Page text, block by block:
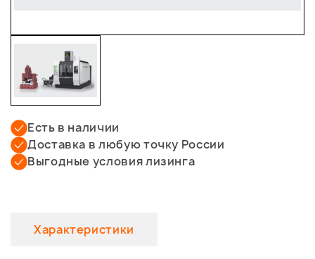
Есть в наличии
Доставка в любую точку России
Выгодные условия лизинга
Характеристики